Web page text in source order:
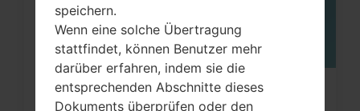
Wie kann ich auf Samsung Galaxy
speichern.
Wenn eine solche Übertragung
stattfindet, können Benutzer mehr
darüber erfahren, indem sie die
entsprechenden Abschnitte dieses
Dokuments überprüfen oder den